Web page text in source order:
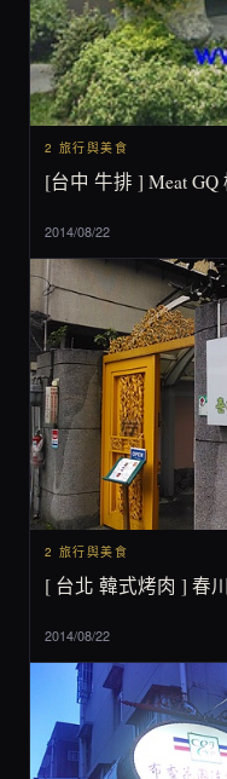
2 旅行與美食
[台中 牛排 ] Meat
2014/08/22
2 旅行與美食
[ 台北 韓式烤肉 ] 春
2014/08/22